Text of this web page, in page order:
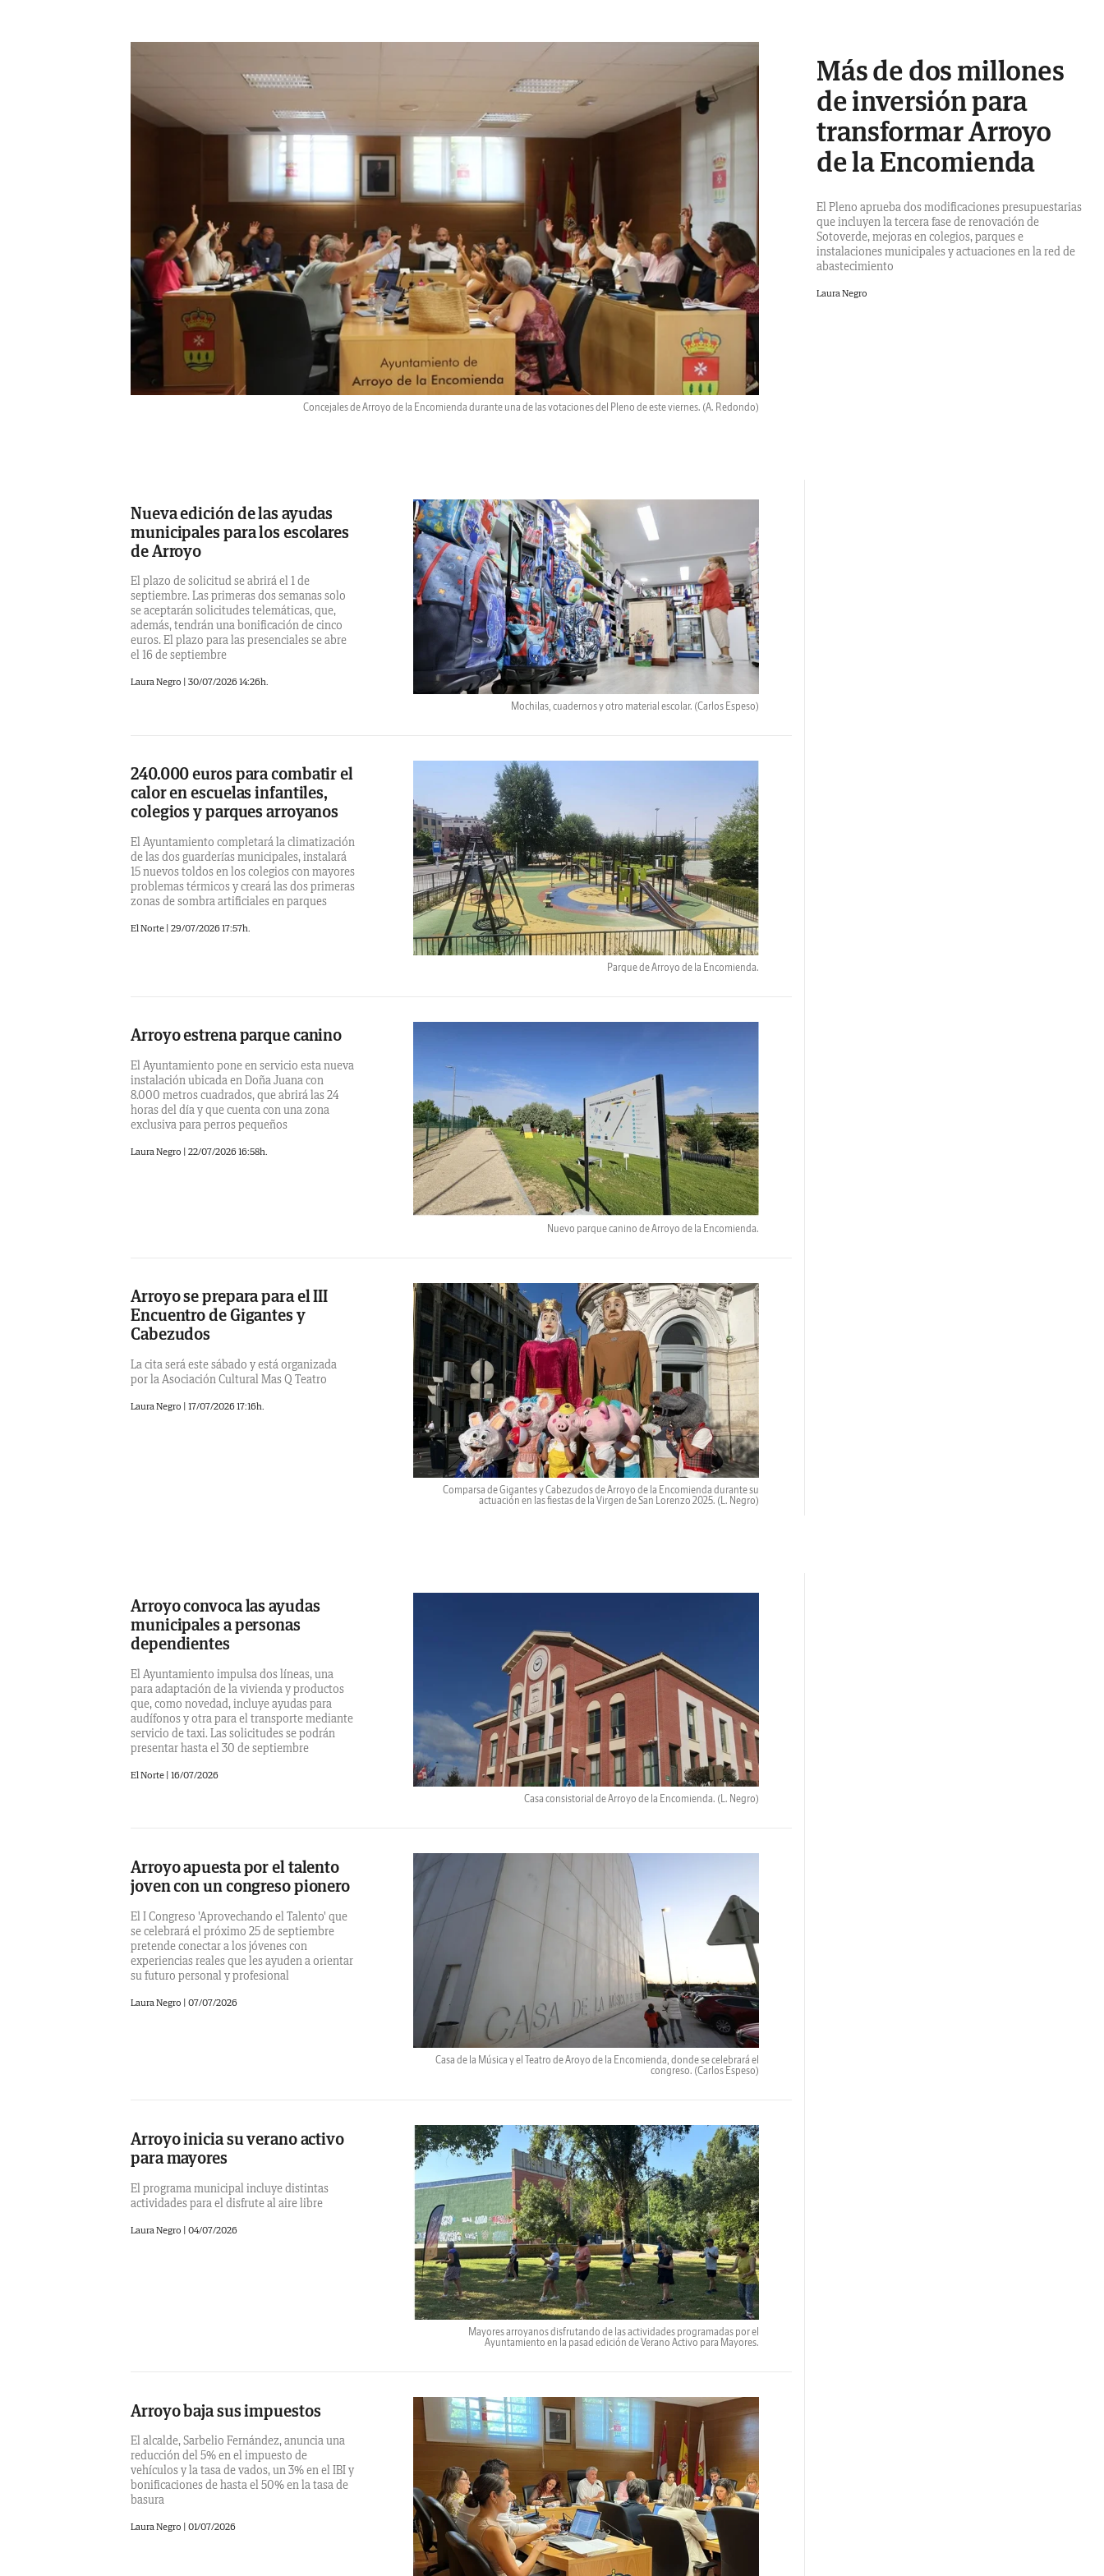
Concejales de Arroyo de la Encomienda durante una de las votaciones del Pleno de este viernes. (A. Redondo)
Más de dos millones
de inversión para
transformar Arroyo
de la Encomienda
El Pleno aprueba dos modificaciones presupuestarias
que incluyen la tercera fase de renovación de
Sotoverde, mejoras en colegios, parques e
instalaciones municipales y actuaciones en la red de
abastecimiento
Laura Negro
Mochilas, cuadernos y otro material escolar. (Carlos Espeso)
Nueva edición de las ayudas
municipales para los escolares
de Arroyo
El plazo de solicitud se abrirá el 1 de
septiembre. Las primeras dos semanas solo
se aceptarán solicitudes telemáticas, que,
además, tendrán una bonificación de cinco
euros. El plazo para las presenciales se abre
el 16 de septiembre
Laura Negro | 30/07/2026 14:26h.
Parque de Arroyo de la Encomienda.
240.000 euros para combatir el
calor en escuelas infantiles,
colegios y parques arroyanos
El Ayuntamiento completará la climatización
de las dos guarderías municipales, instalará
15 nuevos toldos en los colegios con mayores
problemas térmicos y creará las dos primeras
zonas de sombra artificiales en parques
El Norte | 29/07/2026 17:57h.
Nuevo parque canino de Arroyo de la Encomienda.
Arroyo estrena parque canino
El Ayuntamiento pone en servicio esta nueva
instalación ubicada en Doña Juana con
8.000 metros cuadrados, que abrirá las 24
horas del día y que cuenta con una zona
exclusiva para perros pequeños
Laura Negro | 22/07/2026 16:58h.
Comparsa de Gigantes y Cabezudos de Arroyo de la Encomienda durante su
actuación en las fiestas de la Virgen de San Lorenzo 2025. (L. Negro)
Arroyo se prepara para el III
Encuentro de Gigantes y
Cabezudos
La cita será este sábado y está organizada
por la Asociación Cultural Mas Q Teatro
Laura Negro | 17/07/2026 17:16h.
Casa consistorial de Arroyo de la Encomienda. (L. Negro)
Arroyo convoca las ayudas
municipales a personas
dependientes
El Ayuntamiento impulsa dos líneas, una
para adaptación de la vivienda y productos
que, como novedad, incluye ayudas para
audífonos y otra para el transporte mediante
servicio de taxi. Las solicitudes se podrán
presentar hasta el 30 de septiembre
El Norte | 16/07/2026
Casa de la Música y el Teatro de Aroyo de la Encomienda, donde se celebrará el
congreso. (Carlos Espeso)
Arroyo apuesta por el talento
joven con un congreso pionero
El I Congreso 'Aprovechando el Talento' que
se celebrará el próximo 25 de septiembre
pretende conectar a los jóvenes con
experiencias reales que les ayuden a orientar
su futuro personal y profesional
Laura Negro | 07/07/2026
Mayores arroyanos disfrutando de las actividades programadas por el
Ayuntamiento en la pasad edición de Verano Activo para Mayores.
Arroyo inicia su verano activo
para mayores
El programa municipal incluye distintas
actividades para el disfrute al aire libre
Laura Negro | 04/07/2026
Arroyo baja sus impuestos
El alcalde, Sarbelio Fernández, anuncia una
reducción del 5% en el impuesto de
vehículos y la tasa de vados, un 3% en el IBI y
bonificaciones de hasta el 50% en la tasa de
basura
Laura Negro | 01/07/2026